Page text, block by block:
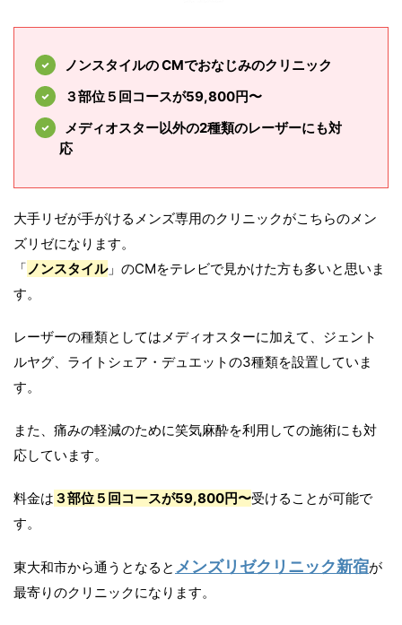
ノンスタイルの CMでおなじみのクリニック
３部位５回コースが59,800円〜
メディオスター以外の2種類のレーザーにも対
応
大手リゼが手がけるメンズ専用のクリニックがこちらのメン
ズリゼになります。
「ノンスタイル」のCMをテレビで見かけた方も多いと思いま
す。
レーザーの種類としてはメディオスターに加えて、ジェント
ルヤグ、ライトシェア・デュエットの3種類を設置していま
す。
また、痛みの軽減のために笑気麻酔を利用しての施術にも対
応しています。
料金は ３部位５回コースが59,800円〜受けることが可能で
す。
東大和市から通うとなると メンズリゼクリニック新宿が
最寄りのクリニックになります。